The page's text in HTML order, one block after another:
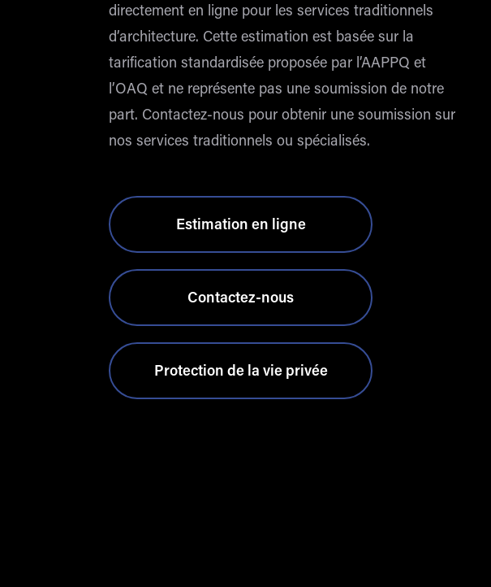
directement en ligne pour les services traditionnels
d’architecture. Cette estimation est basée sur la
tarification standardisée proposée par l’AAPPQ et
l’OAQ et ne représente pas une soumission de notre
part. Contactez-nous pour obtenir une soumission sur
nos services traditionnels ou spécialisés.
Estimation en ligne
Contactez-nous
Protection de la vie privée